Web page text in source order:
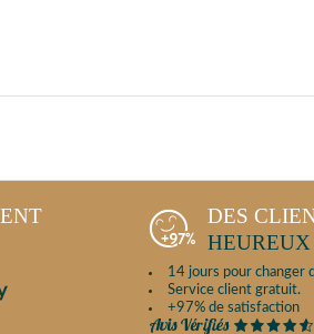
DES
HEUREUX
14 jours pour changer
Service client gratuit.
+97% de satisfaction